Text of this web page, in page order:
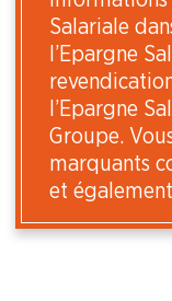
Salariale
l’Epargne
l’Epargne
Groupe.
marquants
et